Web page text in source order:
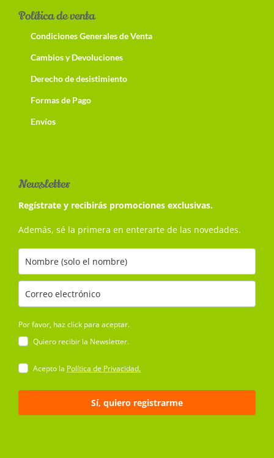
Política de venta
Condiciones Generales de Venta
Cambios y Devoluciones
Derecho de desistimiento
Formas de Pago
Envíos
Newsletter
Regístrate y recibirás promociones exclusivas.
Además, sé la primera en enterarte de las novedades.
Por favor, haz click para aceptar.
Quiero recibir la Newsletter.
Acepto la Política de Privacidad.
Sí, quiero registrarme